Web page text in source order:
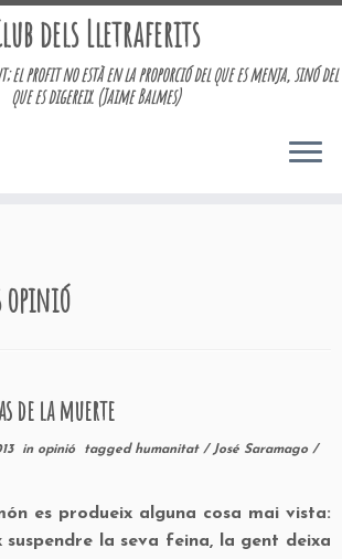
dels Lletraferits
el profit no està en la proporció del que es menja, sinó del
que es digereix. (Jaime Balmes)
opinió
de la muerte
in opinió tagged humanitat/ José Saramago/
es produeix alguna cosa mai vista:
suspendre la seva feina, la gent deixa